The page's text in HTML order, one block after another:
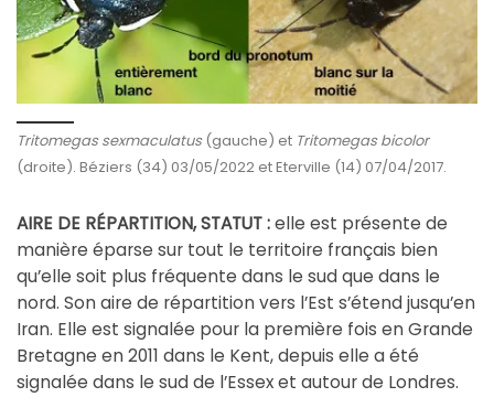
Tritomegas sexmaculatus(gauche) et Tritomegas bicolor
(droite). Béziers (34) 03/05/2022 et Eterville (14) 07/04/2017.
AIRE DE RÉPARTITION, STATUT :elle est présente de
manière éparse sur tout le territoire français bien
qu’elle soit plus fréquente dans le sud que dans le
nord. Son aire de répartition vers l’Est s’étend jusqu’en
Iran. Elle est signalée pour la première fois en Grande
Bretagne en 2011 dans le Kent, depuis elle a été
signalée dans le sud de l’Essex et autour de Londres.